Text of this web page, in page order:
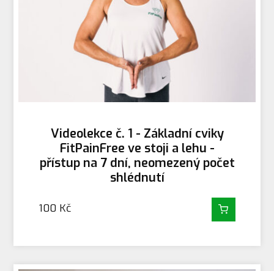
Videolekce č. 1 - Základní cviky
FitPainFree ve stoji a lehu -
přístup na 7 dní, neomezený počet
shlédnutí
100 Kč